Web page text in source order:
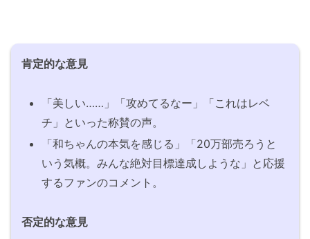
肯定的な意見
「美しい……」「攻めてるなー」「これはレベ
チ」といった称賛の声。
「和ちゃんの本気を感じる」「20万部売ろうと
いう気概。みんな絶対目標達成しような」と応援
するファンのコメント。
否定的な意見